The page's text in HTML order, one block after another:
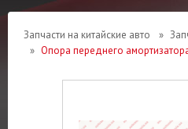
Запчасти на китайские авто »
» Опора переднего